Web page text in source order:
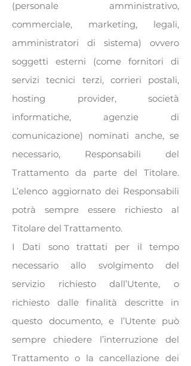
(personale amministrativo,
commerciale, marketing, legali,
amministratori di sistema) ovvero
soggetti esterni (come fornitori di
servizi tecnici terzi, corrieri postali,
hosting provider, società
informatiche, agenzie di
comunicazione) nominati anche, se
necessario, Responsabili del
Trattamento da parte del Titolare.
L’elenco aggiornato dei Responsabili
potrà sempre essere richiesto al
Titolare del Trattamento.
I Dati sono trattati per il tempo
necessario allo svolgimento del
servizio richiesto dall’Utente, o
richiesto dalle finalità descritte in
questo documento, e l’Utente può
sempre chiedere l’interruzione del
Trattamento o la cancellazione dei